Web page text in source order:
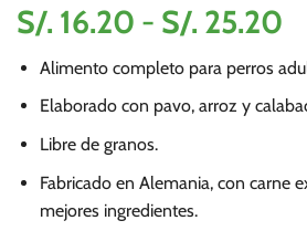
S/. 16.20 - S/. 25.20
Alimento completo para perros
Elaborado con pavo, arroz y
Libre de granos.
Fabricado en Alemania, con carne
mejores ingredientes.